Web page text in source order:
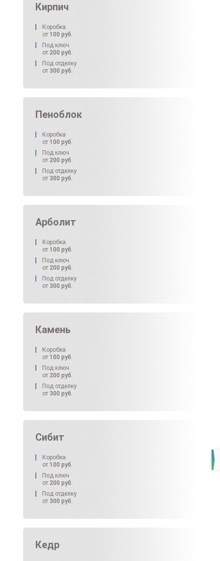
Кирпич
Коробка
от 100 руб.
Под ключ
от 200 руб.
Под отделку
от 300 руб.
Пеноблок
Коробка
от 100 руб.
Под ключ
от 200 руб.
Под отделку
от 300 руб.
Арболит
Коробка
от 100 руб.
Под ключ
от 200 руб.
Под отделку
от 300 руб.
Камень
Коробка
от 100 руб.
Под ключ
от 200 руб.
Под отделку
от 300 руб.
Сибит
Коробка
от 100 руб.
Под ключ
от 200 руб.
Под отделку
от 300 руб.
Кедр